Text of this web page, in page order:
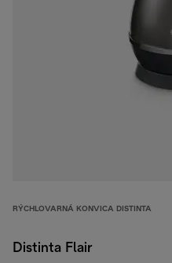
RÝCHLOVARNÁ KONVICA DISTINTA
Distinta Flair